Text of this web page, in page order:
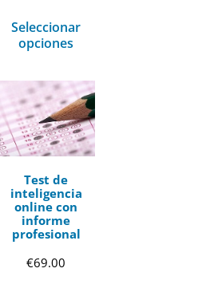
Seleccionar
opciones
Test de
inteligencia
online con
informe
profesional
€69.00